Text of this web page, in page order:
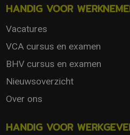
HANDIG VOOR
Vacatures
VCA cursus en examen
BHV cursus en examen
Nieuwsoverzicht
Over ons
HANDIG VOOR